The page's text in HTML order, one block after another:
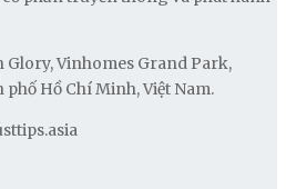
Glory, Vinhomes Grand Park,
Hồ Chí Minh, Việt Nam.